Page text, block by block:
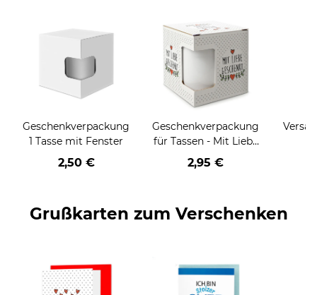
Geschenkverpackung
1 Tasse mit Fenster
2,50 €
Geschenkverpackung
für Tassen - Mit Liebe
geschenkt
2,95 €
Grußkarten zum Verschenken